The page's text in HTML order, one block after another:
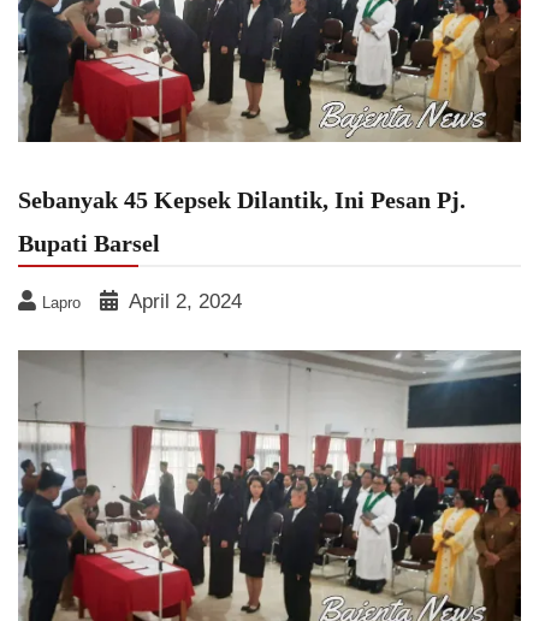
Sebanyak 45 Kepsek Dilantik, Ini Pesan Pj.
Bupati Barsel
Lapro April 2, 2024